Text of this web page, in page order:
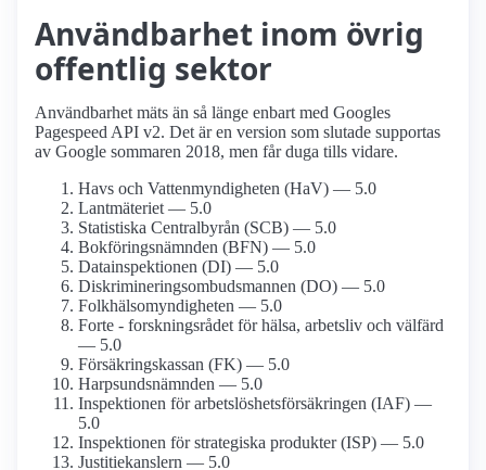
Användbarhet inom övrig
offentlig sektor
Användbarhet mäts än så länge enbart med Googles
Pagespeed API v2. Det är en version som slutade supportas
av Google sommaren 2018, men får duga tills vidare.
Havs och Vatten­myndigheten (HaV) — 5.0
Lantmäteriet — 5.0
Statistiska Centralbyrån (SCB) — 5.0
Bokförings­nämnden (BFN) — 5.0
Datainspektionen (DI) — 5.0
Diskriminerings­ombudsmannen (DO) — 5.0
Folkhälso­myndigheten — 5.0
Forte - forskningsrådet för hälsa, arbetsliv och välfärd
— 5.0
Försäkringskassan (FK) — 5.0
Harpsunds­nämnden — 5.0
Inspektionen för arbetslöshets­försäkringen (IAF) —
5.0
Inspektionen för strategiska produkter (ISP) — 5.0
Justitie­kanslern — 5.0